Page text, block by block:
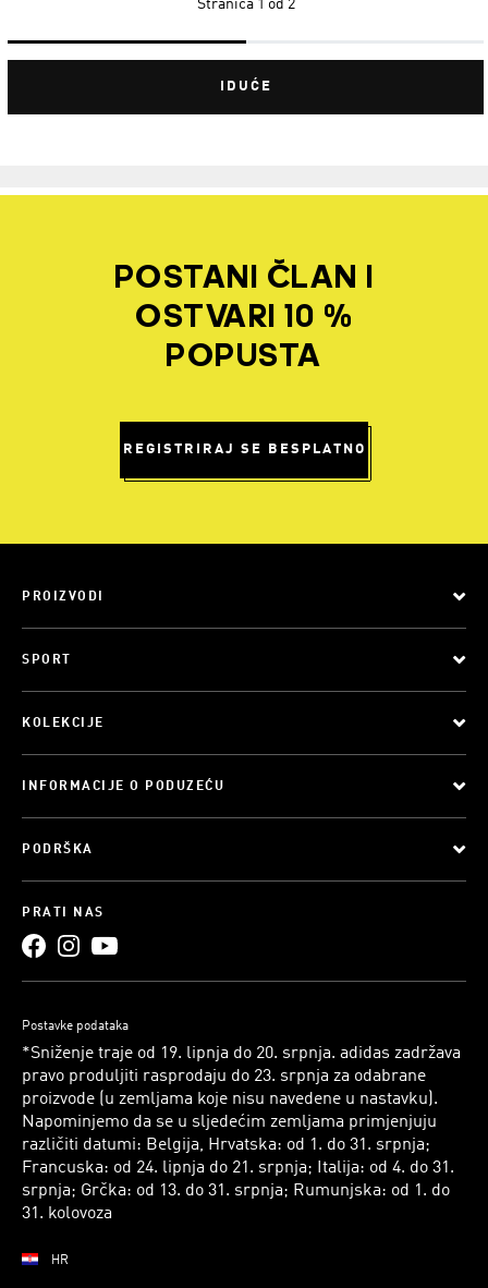
Stranica 1 od 2
IDUĆE
POSTANI ČLAN I
OSTVARI 10 %
POPUSTA
REGISTRIRAJ SE BESPLATNO
PROIZVODI
SPORT
KOLEKCIJE
INFORMACIJE O PODUZEĆU
PODRŠKA
PRATI NAS
Postavke podataka
*Sniženje traje od 19. lipnja do 20. srpnja. adidas zadržava
pravo produljiti rasprodaju do 23. srpnja za odabrane
proizvode (u zemljama koje nisu navedene u nastavku).
Napominjemo da se u sljedećim zemljama primjenjuju
različiti datumi: Belgija, Hrvatska: od 1. do 31. srpnja;
Francuska: od 24. lipnja do 21. srpnja; Italija: od 4. do 31.
srpnja; Grčka: od 13. do 31. srpnja; Rumunjska: od 1. do
31. kolovoza
HR